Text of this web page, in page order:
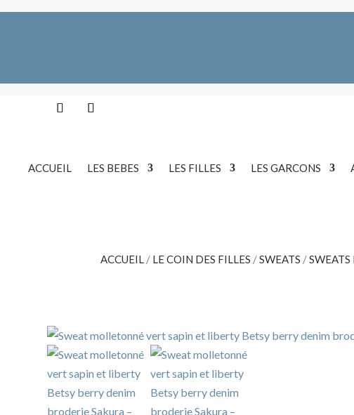
ACCUEIL LES BEBES LES FILLES LES GARCONS
ACCUEIL/ LE COIN DES FILLES /SWEATS /SWEATS